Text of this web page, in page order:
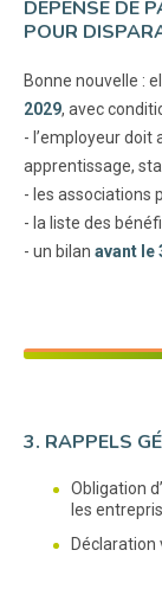
DÉPENSE DE
POUR
Bonne nouvelle :
2029, avec
- l’employeur doit
apprentissage,
- les associations
- la liste des
- un bilan avant le
3. RAPPELS
Obligation
les
Déclaration